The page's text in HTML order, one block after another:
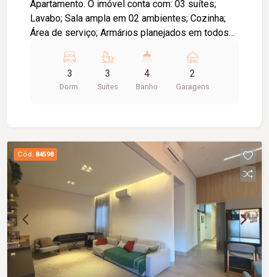
Apartamento. O imóvel conta com: 03 suítes;
Lavabo; Sala ampla em 02 ambientes; Cozinha;
Área de serviço; Armários planejados em todos
condomínio oferece: Área de lazer completa;
Diferenciais: Ambientes amplos, modernos e
totalmente planejados, proporcionando conforto,
3
Dorm.
3
Suítes
4
Banho
2
Garagens
Cód. 84598